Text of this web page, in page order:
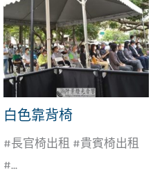
白色靠背椅
#長官椅出租 #貴賓椅出租
#...